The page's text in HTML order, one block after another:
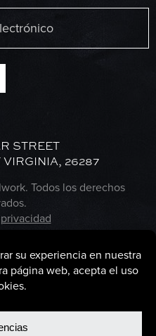
STREET
VIRGINIA, 26287
Todos los derechos
de cookies